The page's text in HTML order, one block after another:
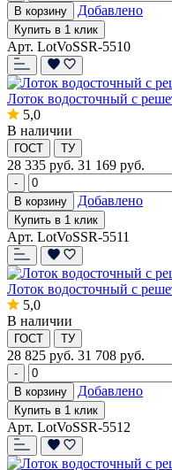
В корзину
Добавлено
Купить в 1 клик
Арт. LotVoSSR-5510
Лоток водосточный с
5,0
В наличии
ГОСТ ТУ
28 335 руб. 31 169 руб.
-
В корзину
Добавлено
Купить в 1 клик
Арт. LotVoSSR-5511
Лоток водосточный с
5,0
В наличии
ГОСТ ТУ
28 825 руб. 31 708 руб.
-
В корзину
Добавлено
Купить в 1 клик
Арт. LotVoSSR-5512